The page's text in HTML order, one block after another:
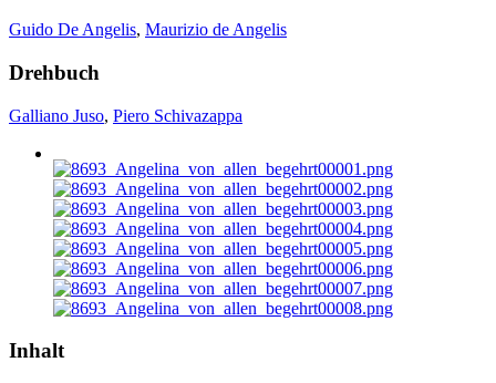
Guido De Angelis, Maurizio de Angelis
Drehbuch
Galliano Juso, Piero Schivazappa
Inhalt